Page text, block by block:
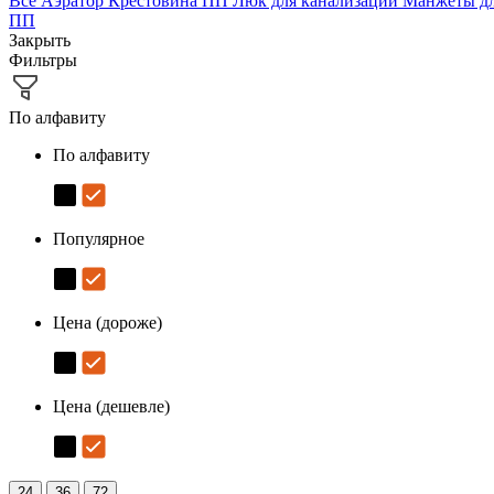
ПП
Закрыть
Фильтры
По алфавиту
По алфавиту
Популярное
Цена (дороже)
Цена (дешевле)